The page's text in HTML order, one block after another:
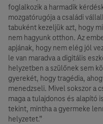
foglalkozik a harmadik
mozgatórugója a családi
tabuként kezeljük azt, hogy
nem hagyunk otthon. Az
apjának, hogy nem elég jól
le van maradva a digitális
helyzetben a szülőnek sem
gyerekét, hogy tragédia,
menedzseli. Mivel sokszor a
maga a tulajdonos és alapító
tekint, mintha a gyermeke
helyzetet.”